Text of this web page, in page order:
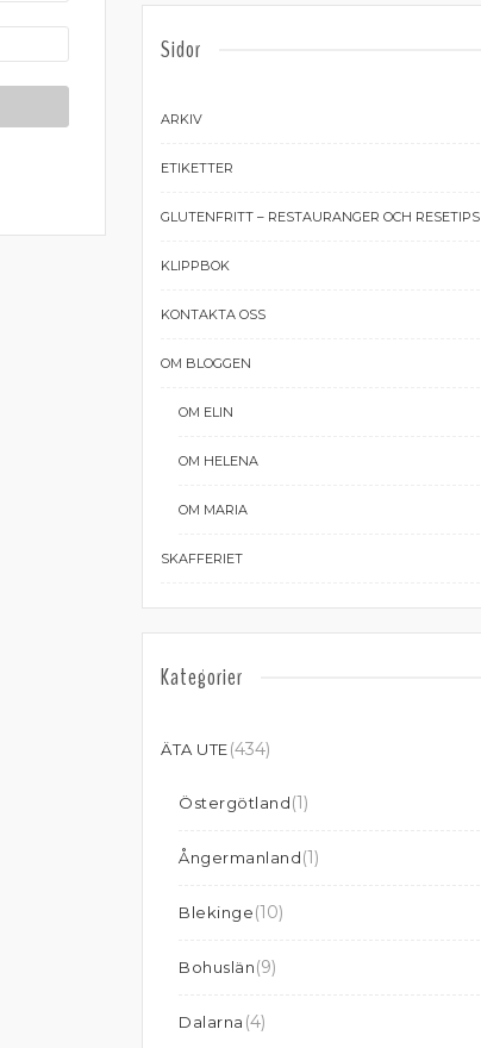
Sidor
ARKIV
ETIKETTER
GLUTENFRITT – RESTAURANGER OCH RESETIPS
KLIPPBOK
KONTAKTA OSS
OM BLOGGEN
OM ELIN
OM HELENA
OM MARIA
SKAFFERIET
Kategorier
ÄTA UTE(434)
Östergötland(1)
Ångermanland(1)
Blekinge(10)
Bohuslän(9)
Dalarna (4)